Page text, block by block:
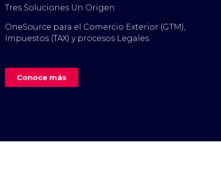
Tres Soluciones Un Origen
OneSource para el Comercio Exterior (GTM),
Impuestos (TAX) y procesos Legales.
Conoce más